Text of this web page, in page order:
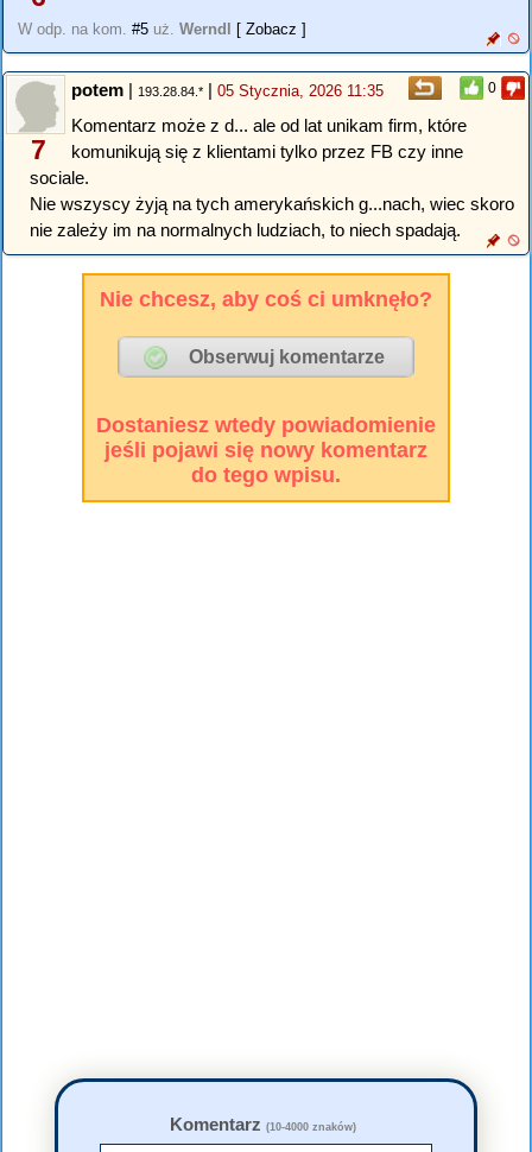
W odp. na kom. #5 uż. Werndl [ Zobacz ]
0
7
potem | 193.28.84.* | 05 Stycznia, 2026 11:35
Komentarz może z d... ale od lat unikam firm, które
komunikują się z klientami tylko przez FB czy inne
sociale.
Nie wszyscy żyją na tych amerykańskich g...nach, wiec skoro
nie zależy im na normalnych ludziach, to niech spadają.
Nie chcesz, aby coś ci umknęło?
Dostaniesz wtedy powiadomienie
jeśli pojawi się nowy komentarz
do tego wpisu.
Komentarz (10-4000 znaków)